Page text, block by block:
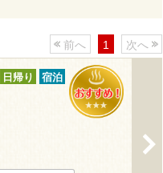
前へ 1 次へ
日帰り 宿泊